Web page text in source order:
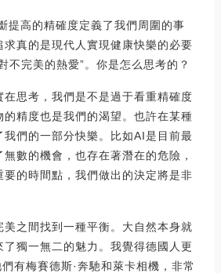
提高的精確度定義了我們周圍的事
真的是現代人實現健康快樂的必要
不完美的熱愛”。你是怎么思考的？
思考，我們是不是過于看重精確度
的精度也是我們的渴望。也許在某種
們的一部分快樂。比如AI是目前最
數的機會，也存在著潛在的危險，
的時間點，我們做出的決定將是非
美之間找到一種平衡。大自然本身就
獨一無二的魅力。我覺得德國人更
有梅賽德斯·奔馳和萊卡相機，非常